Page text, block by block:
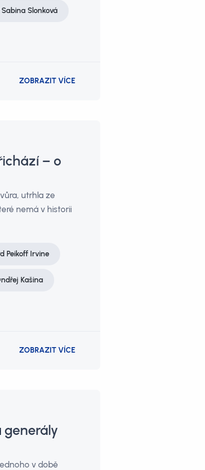
Sabina Slonková
ZOBRAZIT VÍCE
– o
utrhla ze
nemá v historii
Peikoff Irvine
Kašina
ZOBRAZIT VÍCE
v době